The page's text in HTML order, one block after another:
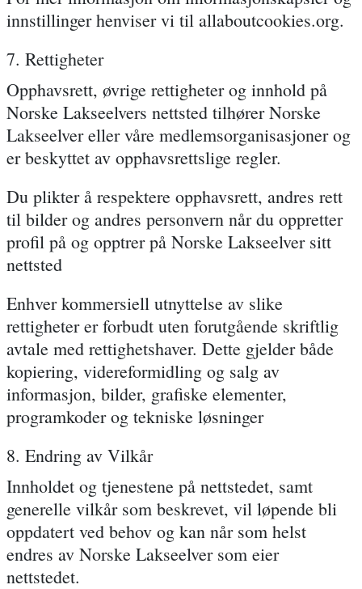
innstillinger henviser vi til allaboutcookies.org.
7. Rettigheter
Opphavsrett, øvrige rettigheter og innhold på
Norske Lakseelvers nettsted tilhører Norske
Lakseelver eller våre medlemsorganisasjoner og
er beskyttet av opphavsrettslige regler.
Du plikter å respektere opphavsrett, andres rett
til bilder og andres personvern når du oppretter
profil på og opptrer på Norske Lakseelver sitt
nettsted
Enhver kommersiell utnyttelse av slike
rettigheter er forbudt uten forutgående skriftlig
avtale med rettighetshaver. Dette gjelder både
kopiering, videreformidling og salg av
informasjon, bilder, grafiske elementer,
programkoder og tekniske løsninger
8. Endring av Vilkår
Innholdet og tjenestene på nettstedet, samt
generelle vilkår som beskrevet, vil løpende bli
oppdatert ved behov og kan når som helst
endres av Norske Lakseelver som eier
nettstedet.